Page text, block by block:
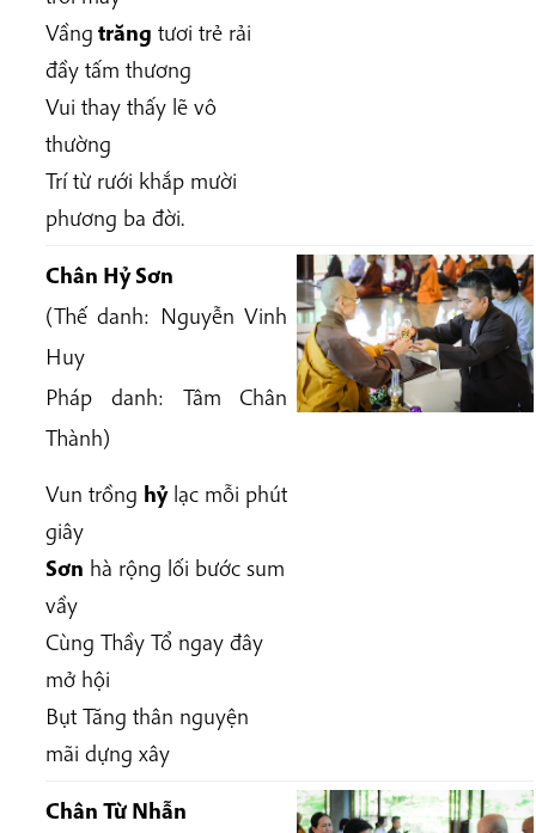
Vầng trăng tươi trẻ rải
đầy tấm thương
Vui thay thấy lẽ vô
thường
Trí từ rưới khắp mười
phương ba đời.
Chân Hỷ Sơn
(Thế danh: Nguyễn Vinh
Huy
Pháp danh: Tâm Chân
Thành)
Vun trồng hỷlạc mỗi phút
giây
Sơn hà rộng lối bước sum
vầy
Cùng Thầy Tổ ngay đây
mở hội
Bụt Tăng thân nguyện
mãi dựng xây
Chân Từ Nhẫn